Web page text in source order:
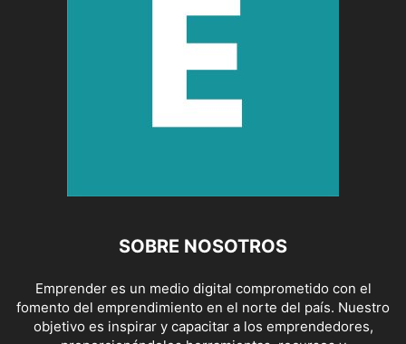
SOBRE NOSOTROS
Emprender es un medio digital comprometido con el
fomento del emprendimiento en el norte del país. Nuestro
objetivo es inspirar y capacitar a los emprendedores,